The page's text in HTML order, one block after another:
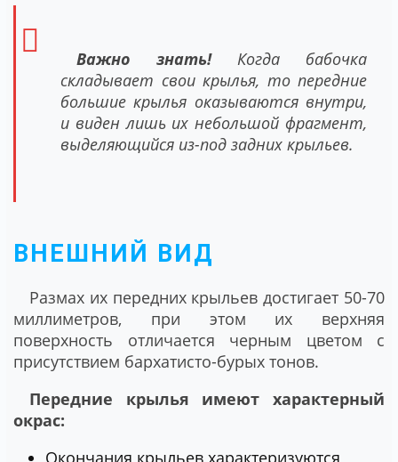
Важно знать!Когда бабочка
складывает свои крылья, то передние
большие крылья оказываются внутри,
и виден лишь их небольшой фрагмент,
выделяющийся из-под задних крыльев.
ВНЕШНИЙ ВИД
Размах их передних крыльев достигает 50-70
миллиметров, при этом их верхняя
поверхность отличается черным цветом с
присутствием бархатисто-бурых тонов.
Передние крылья имеют характерный
окрас:
Окончания крыльев характеризуются